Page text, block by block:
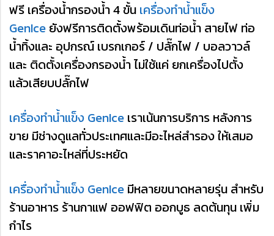
ฟรี เครื่องน้ำกรองน้ำ 4 ขั้น เครื่องทำน้ำแข็ง
GenIce ยังฟรีการติดตั้งพร้อมเดินท่อน้ำ สายไฟ ท่อ
น้ำทิ้งและ อุปกรณ์ เบรกเกอร์ / ปลั๊กไฟ / บอลวาวล์
และ ติดตั้งเครื่องกรองน้ำ ไม่ใช้แค่ ยกเครื่องไปตั้ง
แล้วเสียบปลั๊กไฟ
เครื่องทำน้ำแข็ง GenIce เราเน้นการบริการ หลังการ
ขาย มีช่างดูแลทั่วประเทศและมีอะไหล่สำรอง ให้เสมอ
และราคาอะไหล่ที่ประหยัด
เครื่องทำน้ำแข็ง GenIce มีหลายขนาดหลายรุ่น สำหรับ
ร้านอาหาร ร้านกาแฟ ออฟฟิต ออกบูธ ลดต้นทุน เพิ่ม
กำไร